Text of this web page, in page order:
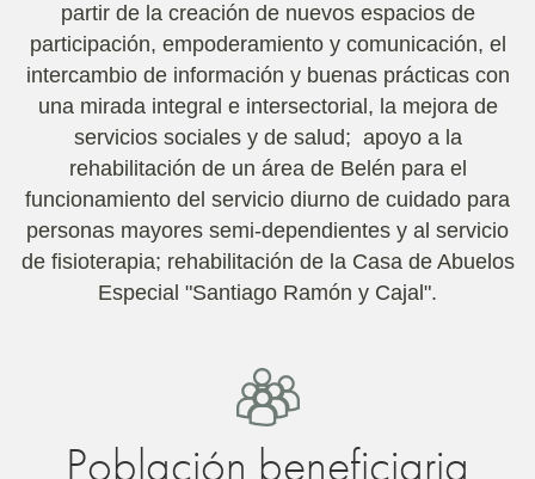
partir de la creación de nuevos espacios de
participación, empoderamiento y comunicación, el
intercambio de información y buenas prácticas con
una mirada integral e intersectorial, la mejora de
servicios sociales y de salud; apoyo a la
rehabilitación de un área de Belén para el
funcionamiento del servicio diurno de cuidado para
personas mayores semi-dependientes y al servicio
de fisioterapia; rehabilitación de la Casa de Abuelos
Especial "Santiago Ramón y Cajal".
Población beneficiaria